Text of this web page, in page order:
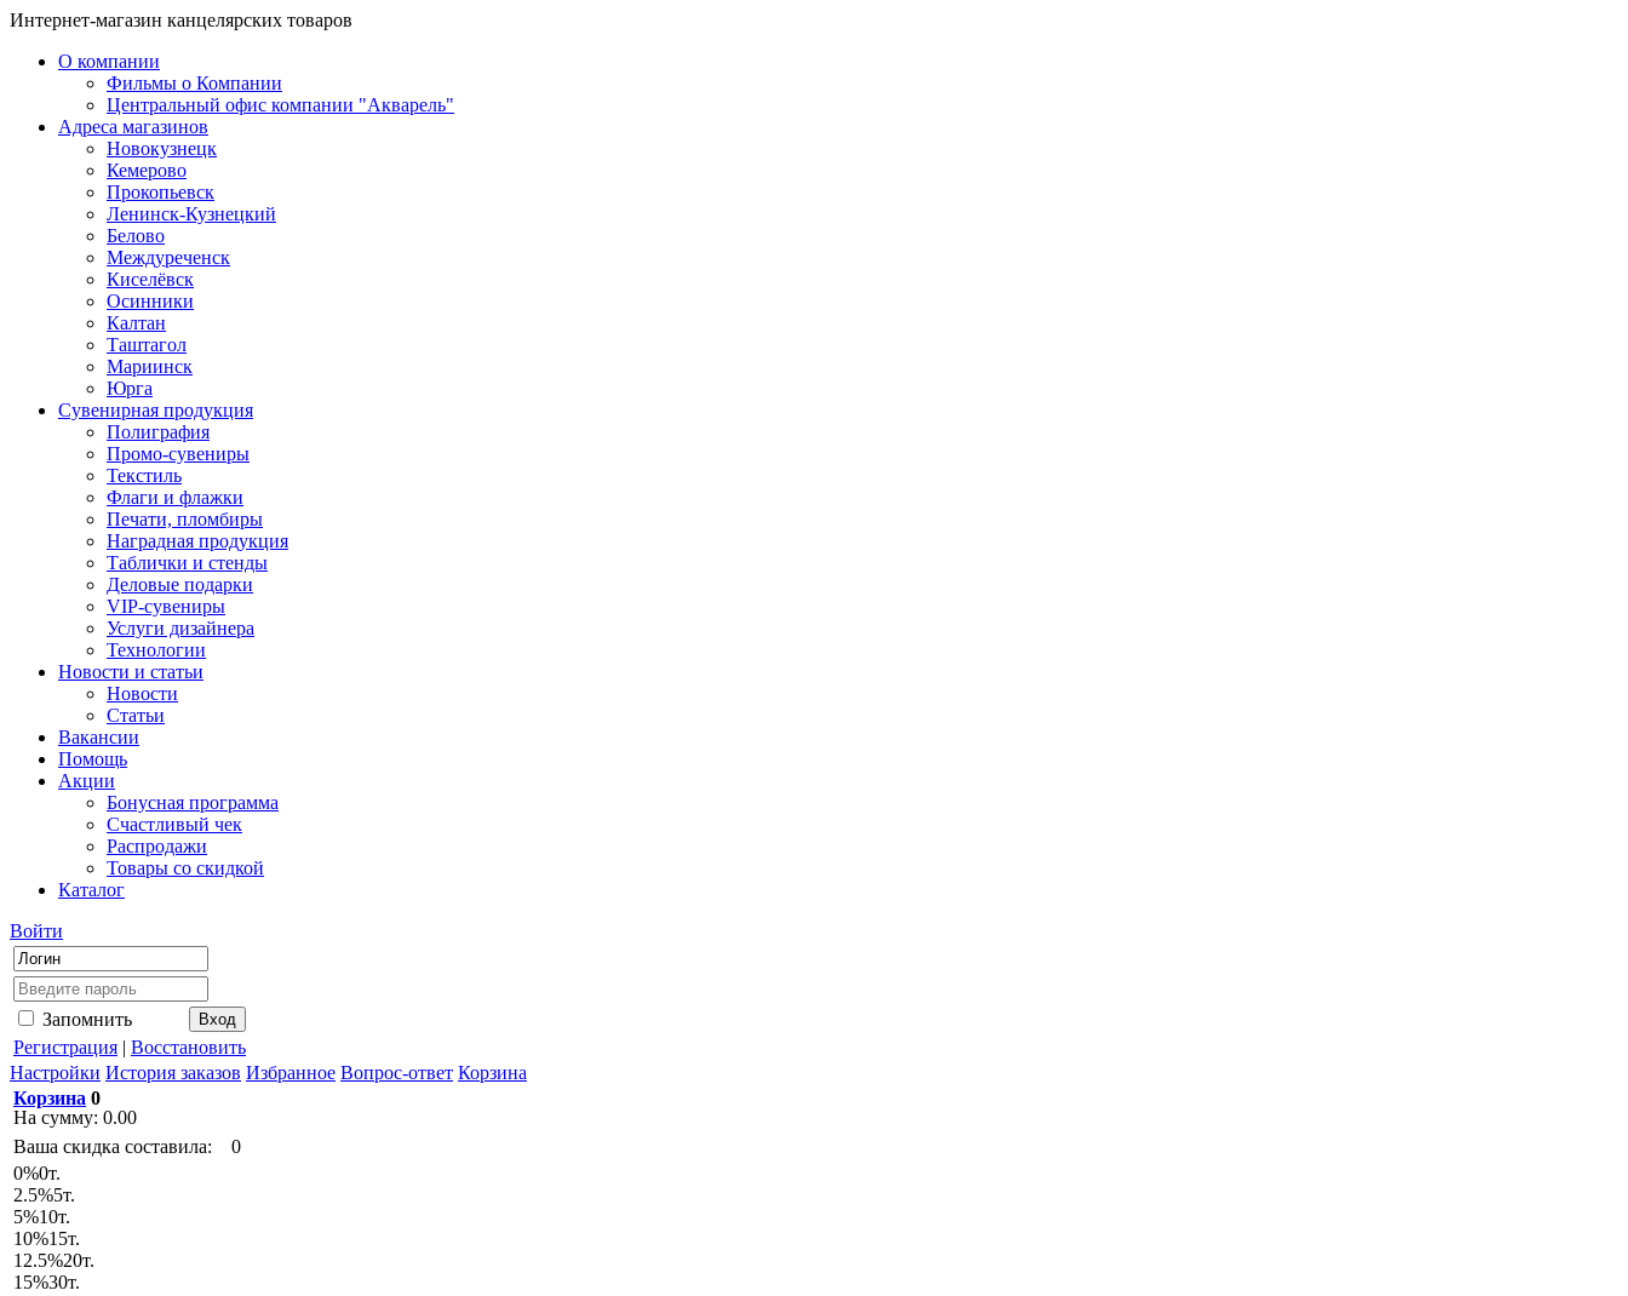
Интернет-магазин канцелярских товаров
О компании
Фильмы о Компании
Центральный офис компании "Акварель"
Адреса магазинов
Новокузнецк
Кемерово
Прокопьевск
Ленинск-Кузнецкий
Белово
Междуреченск
Киселёвск
Осинники
Калтан
Таштагол
Мариинск
Юрга
Сувенирная продукция
Полиграфия
Промо-сувениры
Текстиль
Флаги и флажки
Печати, пломбиры
Наградная продукция
Таблички и стенды
Деловые подарки
VIP-сувениры
Услуги дизайнера
Технологии
Новости и статьи
Новости
Статьи
Вакансии
Помощь
Акции
Бонусная программа
Счастливый чек
Распродажи
Товары со скидкой
Каталог
Войти
Запомнить
Регистрация | Восстановить
Настройки История заказов Избранное Вопрос-ответ Корзина
Корзина 0
На сумму: 0.00
Ваша скидка составила:
0
0%0т.
2.5%5т.
5%10т.
10%15т.
12.5%20т.
15%30т.